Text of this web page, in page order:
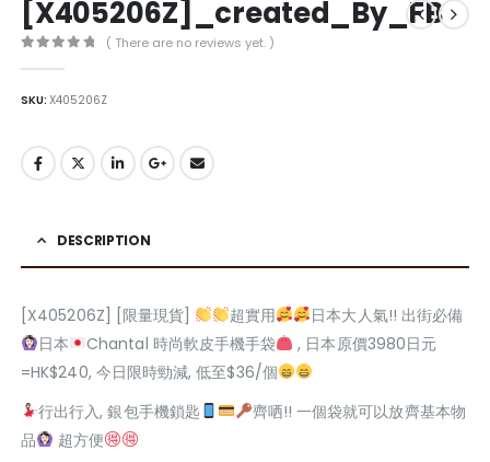
[X405206Z]_created_By_FB
( There are no reviews yet. )
SKU:X405206Z
DESCRIPTION
[X405206Z] [限量現貨] 超實用
日本大人氣!! 出街必備
日本
Chantal 時尚軟皮手機手袋
, 日本原價3980日元
=HK$240, 今日限時勁減, 低至$36/個
行出行入, 銀包手機鎖匙
齊哂!! 一個袋就可以放齊基本物
品
超方便